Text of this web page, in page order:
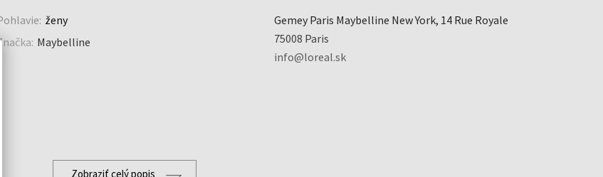
ženy
Maybelline
Gemey Paris Maybelline New York, 14 Rue Royale
75008 Paris
info@loreal.sk
Zobraziť celý popis